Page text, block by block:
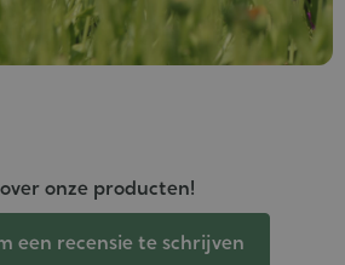
onze producten!
een recensie te schrijven